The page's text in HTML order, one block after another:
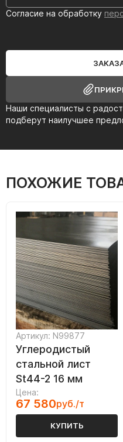
Наши специалисты с
подберут наилучшее
Согласие на обработку
ПОХОЖИЕ
Артикул: N99877
Углеродистый
стальной лист
St44-2 16 мм
Цена:
67 580руб./т
КУПИТЬ